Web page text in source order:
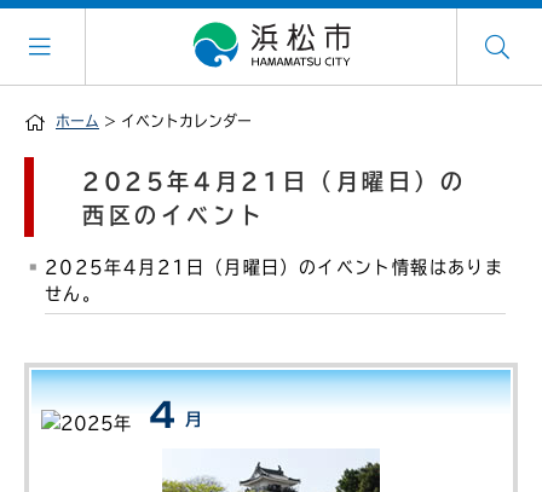
ホーム > イベントカレンダー
2025年4月21日（月曜日）の
西区のイベント
2025年4月21日（月曜日）のイベント情報はありま
せん。